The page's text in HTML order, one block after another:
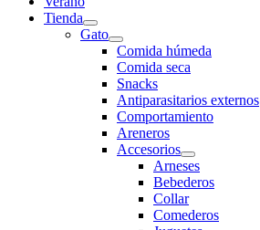
Tienda
Gato
Comida húmeda
Comida seca
Snacks
Antiparasitarios externos
Comportamiento
Areneros
Accesorios
Arneses
Bebederos
Collar
Comederos